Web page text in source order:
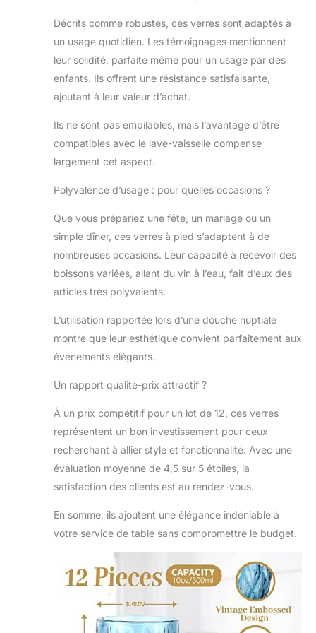
vert, l'ambre, le
gris fumé et le
texture du design
pressé au diamant
est à l'extérieur du
rend facile à tenir.
Les tasses à pied
table de dîner ou
Matériau en verre
robuste : nos
verres à motif
diamant sont
fabriqués en verre
pas facile à casser
; les verres à pied
agréables, les
s'estompent pas,
ce qui peut vous
servir pendant
une longue
période et vous
aider à obtenir des
invités Choix de
gobelets colorés
romantiques sont
adaptés pour
envoyer à la
famille, aux amis,
aux voisins, aux
Décrits comme robustes, ces verres sont adaptés à
un usage quotidien. Les témoignages mentionnent
leur solidité, parfaite même pour un usage par des
enfants. Ils offrent une résistance satisfaisante,
ajoutant à leur valeur d’achat.
Ils ne sont pas empilables, mais l’avantage d’être
compatibles avec le lave-vaisselle compense
largement cet aspect.
Polyvalence d’usage : pour quelles occasions ?
Que vous prépariez une fête, un mariage ou un
simple dîner, ces verres à pied s’adaptent à de
nombreuses occasions. Leur capacité à recevoir des
boissons variées, allant du vin à l’eau, fait d’eux des
articles très polyvalents.
L’utilisation rapportée lors d’une douche nuptiale
montre que leur esthétique convient parfaitement aux
événements élégants.
Un rapport qualité-prix attractif ?
À un prix compétitif pour un lot de 12, ces verres
représentent un bon investissement pour ceux
recherchant à allier style et fonctionnalité. Avec une
évaluation moyenne de 4,5 sur 5 étoiles, la
satisfaction des clients est au rendez-vous.
En somme, ils ajoutent une élégance indéniable à
votre service de table sans compromettre le budget.